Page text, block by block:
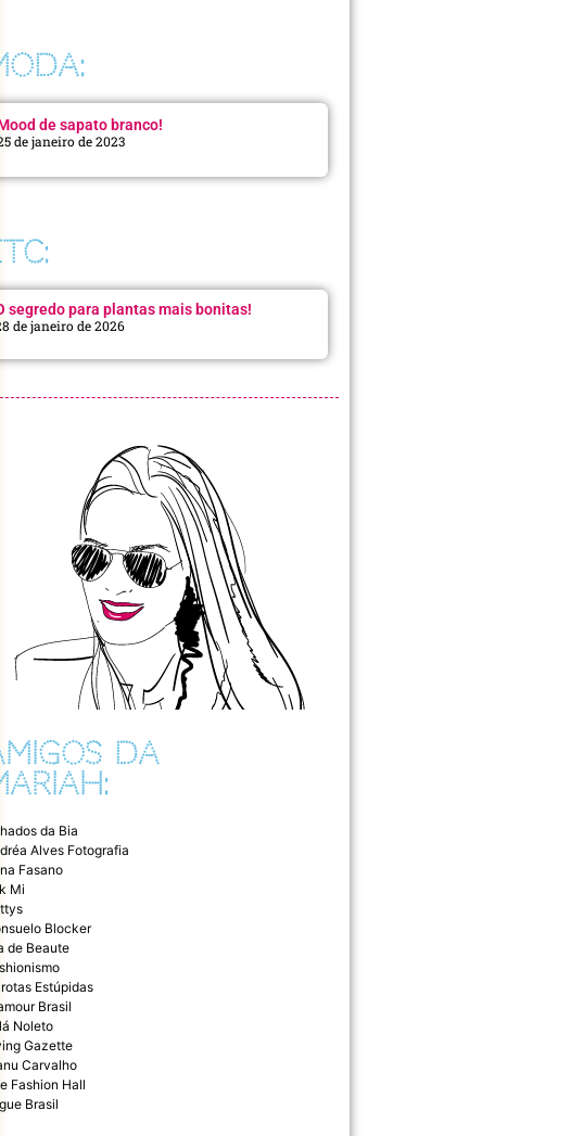
de sapato branco!
de janeiro de 2023
segredo para plantas mais bonitas!
de janeiro de 2026
DA
da Bia
Alves Fotografia
Fasano
Mi
Blocker
de Beaute
Estúpidas
Brasil
Noleto
Gazette
Carvalho
Fashion Hall
Brasil